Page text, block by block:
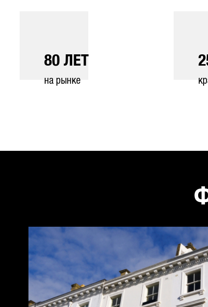
80 ЛЕТ
на рынке